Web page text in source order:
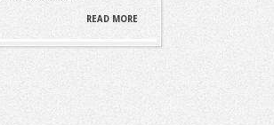
READ MORE